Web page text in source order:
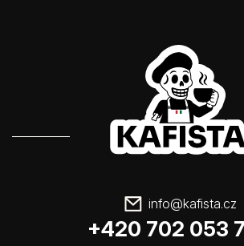
info@kafista.cz
+420 702 053